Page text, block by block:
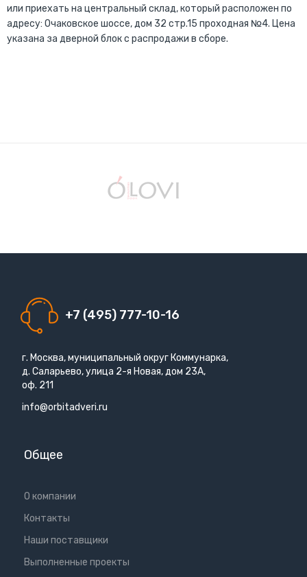
или приехать на центральный склад, который расположен по
адресу: Очаковское шоссе, дом 32 стр.15 проходная №4. Цена
указана за дверной блок с распродажи в сборе.
+7 (495) 777-10-16
г. Москва, муниципальный округ Коммунарка,
д. Саларьево, улица 2-я Новая, дом 23А,
оф. 211
info@orbitadveri.ru
Общее
О компании
Контакты
Наши поставщики
Выполненные проекты